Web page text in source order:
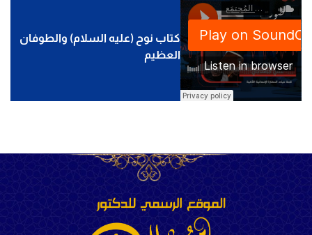
كتاب نوح (عليه السلام) والطوفان
العظيم